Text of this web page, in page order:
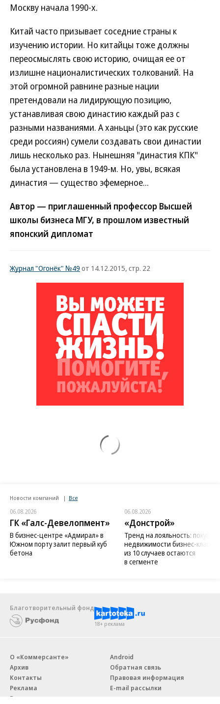
Москву начала 1990-х.
Китай часто призывает соседние страны к
изучению истории. Но китайцы тоже должны
переосмыслять свою историю, очищая ее от
излишне националистических толкований. На
этой огромной равнине разные нации
претендовали на лидирующую позицию,
устанавливая свою династию каждый раз с
разными названиями. А ханьцы (это как русские
среди россиян) сумели создавать свои династии
лишь несколько раз. Нынешняя "династия КПК"
была установлена в 1949-м. Но, увы, всякая
династия — существо эфемерное...
Автор — приглашенный профессор Высшей
школы бизнеса МГУ, в прошлом известный
японский дипломат
Журнал "Огонёк" №49 от 14.12.2015, стр. 22
Новости компаний Все
06.08.2026
ГК «Галс-Девелопмент»
В бизнес-центре «Адмирал» в
Южном порту залит первый куб
бетона
06.08.2026
«Донстрой»
Тренд на лояльность:
недвижимости бизнес-класса
из 10 случаев остаются
в сегменте
Благотворительный фонд
18+ реклама
О «Коммерсанте»
Архив
Контакты
Реклама
Вакансии
Android
Обратная связь
Правовая информация
E-mail рассылки